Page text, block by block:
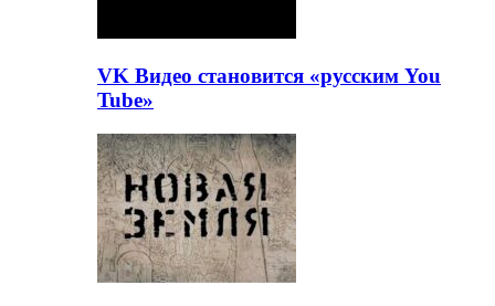
VK Видео становится «русским You
Tube»